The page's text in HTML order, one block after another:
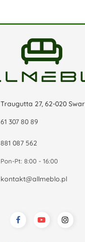
Traugutta 27, 62-020
61 307 80 89
881 087 562
Pon-Pt: 8:00 - 16:00
kontakt@allmeblo.pl